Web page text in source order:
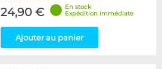
24,90 €
En stock
Expédition immédiate
Ajouter au panier